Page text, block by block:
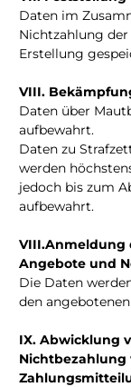
Daten im
Nichtzahlung
Erstellung
VIII.
Daten über
aufbewahrt.
Daten zu
werden
jedoch bis zum
aufbewahrt.
VIII.Anmeldung
Angebote und
Die Daten
den
IX. Abwicklung